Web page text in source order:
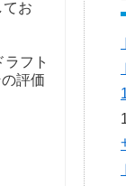
お
フト
評価